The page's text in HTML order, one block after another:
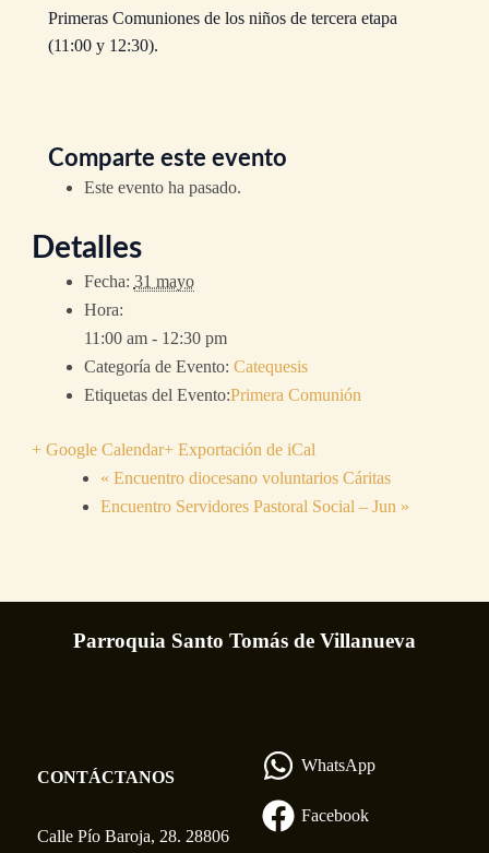
Primeras Comuniones de los niños de tercera etapa
(11:00 y 12:30).
Comparte este evento
Este evento ha pasado.
Detalles
Fecha: 31 mayo
Hora:
11:00 am - 12:30 pm
Categoría de Evento: Catequesis
Etiquetas del Evento:Primera Comunión
+ Google Calendar+ Exportación de iCal
« Encuentro diocesano voluntarios Cáritas
Encuentro Servidores Pastoral Social – Jun »
Parroquia Santo Tomás de Villanueva
CONTÁCTANOS
Calle Pío Baroja, 28. 28806
WhatsApp
Facebook